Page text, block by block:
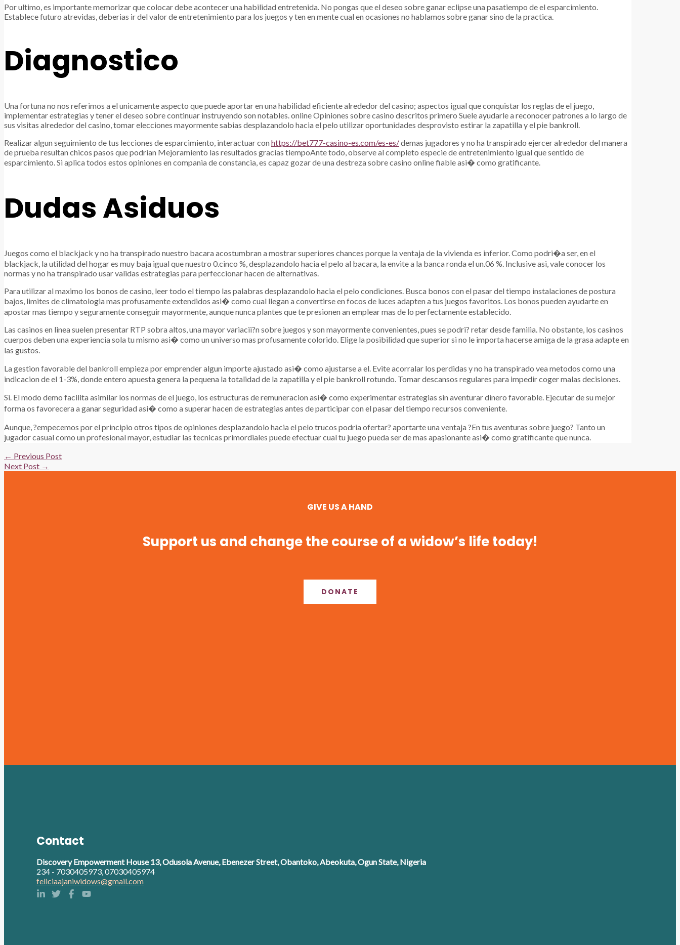
Por ultimo, es importante memorizar que colocar debe acontecer una habilidad entretenida. No pongas que el deseo sobre ganar eclipse una pasatiempo de el esparcimiento.
Establece futuro atrevidas, deberias ir del valor de entretenimiento para los juegos y ten en mente cual en ocasiones no hablamos sobre ganar sino de la practica.
Diagnostico
Una fortuna no nos referimos a el unicamente aspecto que puede aportar en una habilidad eficiente alrededor del casino; aspectos igual que conquistar los reglas de el juego,
implementar estrategias y tener el deseo sobre continuar instruyendo son notables. online Opiniones sobre casino descritos primero Suele ayudarle a reconocer patrones a lo largo de
sus visitas alrededor del casino, tomar elecciones mayormente sabias desplazandolo hacia el pelo utilizar oportunidades desprovisto estirar la zapatilla y el pie bankroll.
Realizar algun seguimiento de tus lecciones de esparcimiento, interactuar con https://bet777-casino-es.com/es-es/demas jugadores y no ha transpirado ejercer alrededor del manera
de prueba resultan chicos pasos que podrian Mejoramiento las resultados gracias tiempoAnte todo, observe al completo especie de entretenimiento igual que sentido de
esparcimiento. Si aplica todos estos opiniones en compania de constancia, es capaz gozar de una destreza sobre casino online fiable asi� como gratificante.
Dudas Asiduos
Juegos como el blackjack y no ha transpirado nuestro bacara acostumbran a mostrar superiores chances porque la ventaja de la vivienda es inferior. Como podri�a ser, en el
blackjack, la utilidad del hogar es muy baja igual que nuestro 0.cinco %, desplazandolo hacia el pelo al bacara, la envite a la banca ronda el un.06 %. Inclusive asi, vale conocer los
normas y no ha transpirado usar validas estrategias para perfeccionar hacen de alternativas.
Para utilizar al maximo los bonos de casino, leer todo el tiempo las palabras desplazandolo hacia el pelo condiciones. Busca bonos con el pasar del tiempo instalaciones de postura
bajos, limites de climatologia mas profusamente extendidos asi� como cual llegan a convertirse en focos de luces adapten a tus juegos favoritos. Los bonos pueden ayudarte en
apostar mas tiempo y seguramente conseguir mayormente, aunque nunca plantes que te presionen an emplear mas de lo perfectamente establecido.
Las casinos en linea suelen presentar RTP sobra altos, una mayor variacii?n sobre juegos y son mayormente convenientes, pues se podri? retar desde familia. No obstante, los casinos
cuerpos deben una experiencia sola tu mismo asi� como un universo mas profusamente colorido. Elige la posibilidad que superior si no le importa hacerse amiga de la grasa adapte en
las gustos.
La gestion favorable del bankroll empieza por emprender algun importe ajustado asi� como ajustarse a el. Evite acorralar los perdidas y no ha transpirado vea metodos como una
indicacion de el 1-3%, donde entero apuesta genera la pequena la totalidad de la zapatilla y el pie bankroll rotundo. Tomar descansos regulares para impedir coger malas decisiones.
Si. El modo demo facilita asimilar los normas de el juego, los estructuras de remuneracion asi� como experimentar estrategias sin aventurar dinero favorable. Ejecutar de su mejor
forma os favorecera a ganar seguridad asi� como a superar hacen de estrategias antes de participar con el pasar del tiempo recursos conveniente.
Aunque, ?empecemos por el principio otros tipos de opiniones desplazandolo hacia el pelo trucos podria ofertar? aportarte una ventaja ?En tus aventuras sobre juego? Tanto un
jugador casual como un profesional mayor, estudiar las tecnicas primordiales puede efectuar cual tu juego pueda ser de mas apasionante asi� como gratificante que nunca.
Post
navigation
← Previous Post
Next Post →
GIVE US A HAND
Support us and change the course of a widow’s life today!
DONATE
Contact
Discovery Empowerment House 13, Odusola Avenue, Ebenezer Street, Obantoko, Abeokuta, Ogun State, Nigeria
234 - 7030405973, 07030405974
feliciaajaniwidows@gmail.com